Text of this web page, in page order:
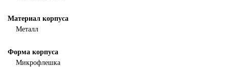
Материал корпуса
Металл
Форма корпуса
Микрофлешка